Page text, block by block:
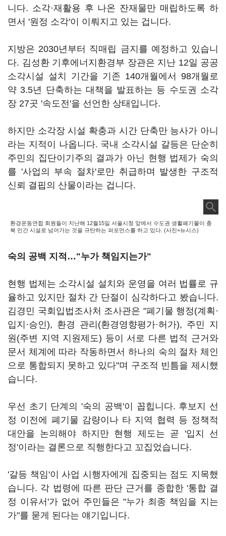
니다. 소각·재활용 후 나온 잔재물만 매립하도록 하
면서 '원정 소각'이 이뤄지고 있는 겁니다.
지방은 2030년부터 직매립 금지를 예정하고 있습니
다. 김성환 기후에너지환경부 장관은 지난 12일 공공
소각시설 설치 기간을 기존 140개월에서 98개월로
약 3.5년 단축하는 대책을 발표하는 등 수도권 소각
장 27곳 '속도전'을 선언한 상태입니다.
하지만 소각장 시설 확충과 시간 단축만 능사가 아니
라는 지적이 나옵니다. 국내 소각시설 갈등은 단순히
주민의 집단이기주의 결과가 아닌 현행 법제가 숙의
를 '사업의 부속 절차'로만 취급하며 발생한 구조적
신뢰 결핍의 산물이라는 겁니다.
환경운동연합 회원들이 지난해 12월15일 서울시청 앞에서 수도권 생활폐기물이 충
북 민간 시설로 넘어가는 것을 규탄하는 퍼포먼스를 하고 있다. (사진=뉴시스)
숙의 공백 지적…"누가 책임지는가"
현행 법제는 소각시설 설치와 운영을 여러 법률로 규
율하고 있지만 절차 간 단절이 심각하다고 봤습니다.
김경민 국회입법조사처 조사관은 "폐기물 행정(계획·
입지·승인), 환경 관리(환경영향평가·허가), 주민 지
원(주변 지역 지원제도) 등이 서로 다른 법적 근거와
문서 체계에 따라 작동하면서 하나의 숙의 절차 체인
으로 통합되지 못하고 있다"며 구조적 빈틈을 제시했
습니다.
우선 초기 단계의 '숙의 공백'이 꼽힙니다. 후보지 선
정 이전에 폐기물 감량이나 타 지역 협력 등 정책적
대안을 논의해야 하지만 현행 제도는 곧 '입지 선
정'이라는 결론으로 직행한다고 꼬집었습니다.
'갈등 책임'이 사업 시행자에게 집중되는 점도 지목했
습니다. 각 법령에 따른 판단 근거를 종합한 '통합 결
정 이유서'가 없어 주민들은 "누가 최종 책임을 지는
가"를 묻게 된다는 얘기입니다.